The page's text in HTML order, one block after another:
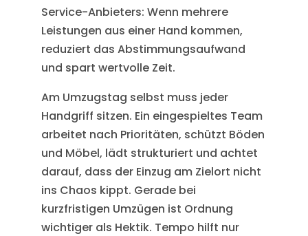
Service-Anbieters: Wenn mehrere
Leistungen aus einer Hand kommen,
reduziert das Abstimmungsaufwand
und spart wertvolle Zeit.
Am Umzugstag selbst muss jeder
Handgriff sitzen. Ein eingespieltes Team
arbeitet nach Prioritäten, schützt Böden
und Möbel, lädt strukturiert und achtet
darauf, dass der Einzug am Zielort nicht
ins Chaos kippt. Gerade bei
kurzfristigen Umzügen ist Ordnung
wichtiger als Hektik. Tempo hilft nur